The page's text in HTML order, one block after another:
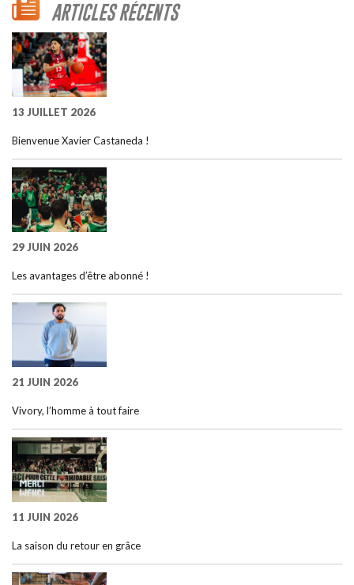
ARTICLES RÉCENTS
13 JUILLET 2026
Bienvenue Xavier Castaneda !
29 JUIN 2026
Les avantages d’être abonné !
21 JUIN 2026
Vivory, l’homme à tout faire
11 JUIN 2026
La saison du retour en grâce